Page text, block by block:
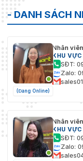
- DANH SÁCH
(Đang Online)
Nhân
KHU
SĐT:
Zalo:
Nhân
KHU
SĐT:
Zalo: